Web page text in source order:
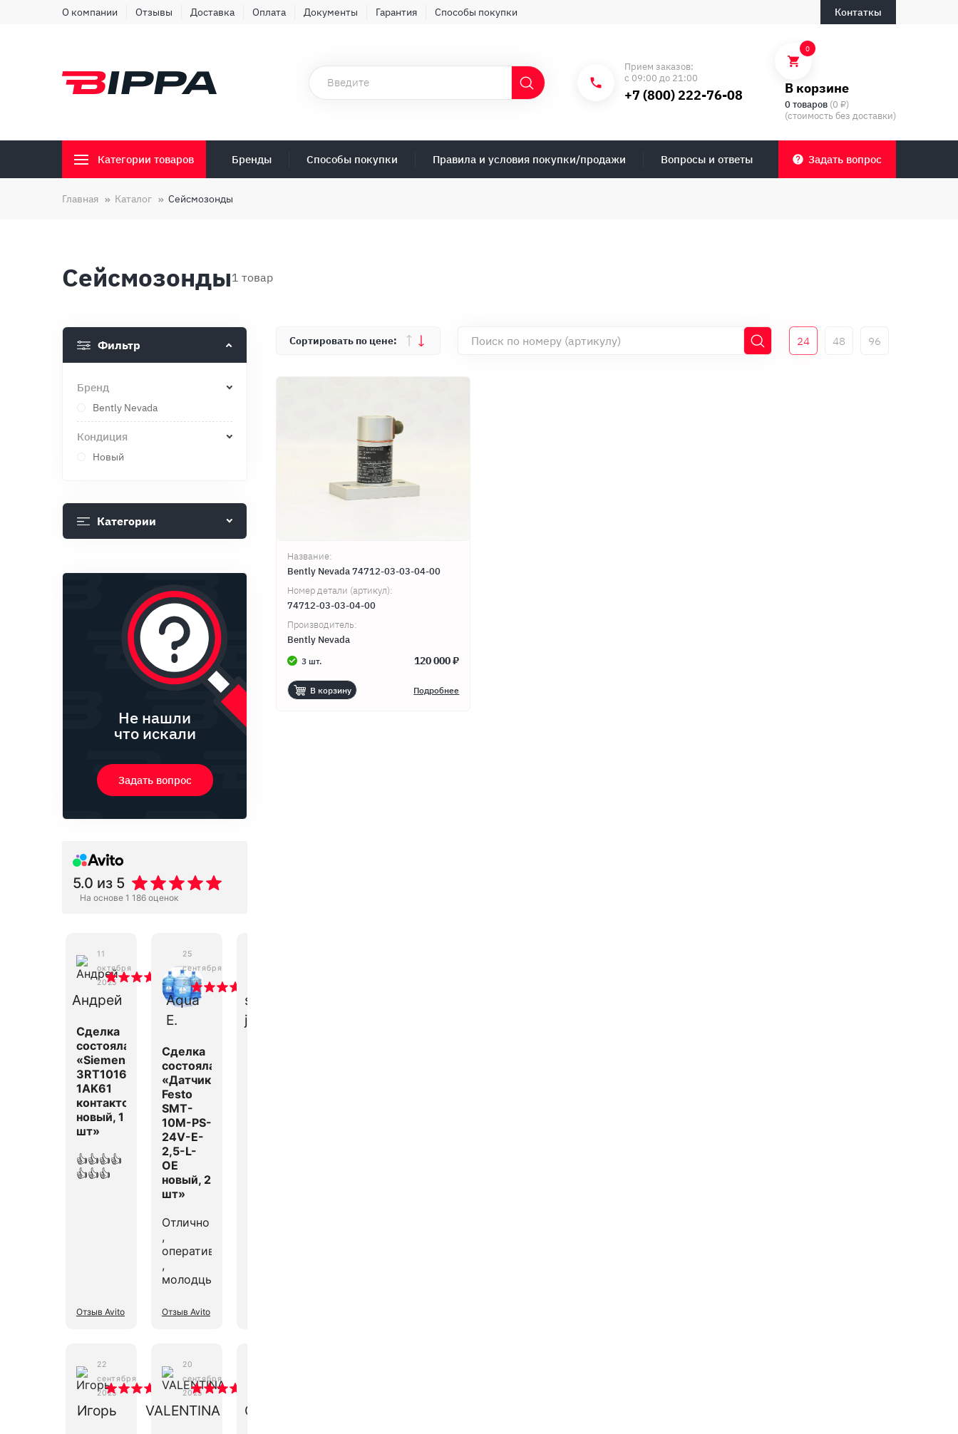
О компании Отзывы Доставка Оплата Документы Гарантия Способы покупки Контаткы
Прием заказов:
с 09:00 до 21:00
+7 (800) 222-76-08
0
В корзине
0 товаров (0 ₽)
(стоимость без доставки)
Категории товаров Бренды Способы покупки Правила и условия покупки/продажи Вопросы и ответы Задать вопрос
Главная Каталог Сейсмозонды
Сейсмозонды1 товар
Фильтр
Бренд
Bently Nevada
Кондиция
Новый
Категории
Не нашли
что искали
Задать вопрос
5.0 из 5
На основе 1 186 оценок
11
октября
2025
Андрей
Сделка
состоялась
«Siemens
3RT1016-
1AK61
контактор,
новый, 1
шт»
👍👍👍👍
👍👍👍
Отзыв Avito
25
сентября
2025
Aqua
E.
Сделка
состоялась
«Датчик
Festo
SMT-
10M-PS-
24V-E-
2,5-L-
OE
новый, 2
шт»
Отлично
,
оперативно
,
молодцы
Отзыв Avito
service
j. t.
22
сентября
2025
Игорь
20
сентября
2025
VALENTINA Сергей
24 48 96
Название:
Bently Nevada 74712-03-03-04-00
Номер детали (артикул):
74712-03-03-04-00
Производитель:
Bently Nevada
3 шт. 120 000 ₽
В корзину Подробнее